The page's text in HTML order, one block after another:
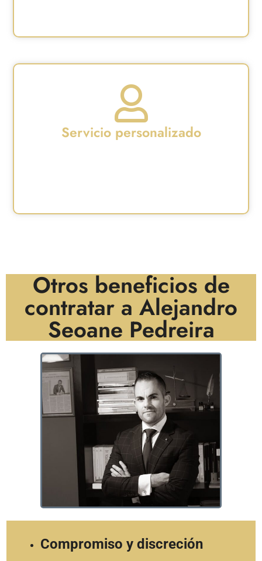
Servicio personalizado
Otros beneficios de
contratar a Alejandro
Seoane Pedreira
Compromiso y discreción